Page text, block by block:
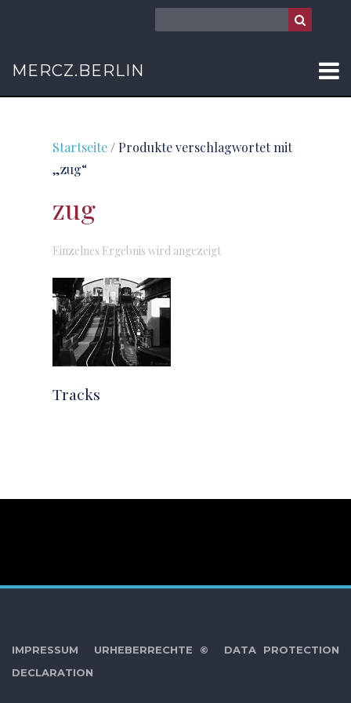
MERCZ.BERLIN
Startseite / Produkte verschlagwortet mit
„zug“
zug
Einzelnes Ergebnis wird angezeigt
Tracks
IMPRESSUM URHEBERRECHTE ©
DATA PROTECTION
DECLARATION